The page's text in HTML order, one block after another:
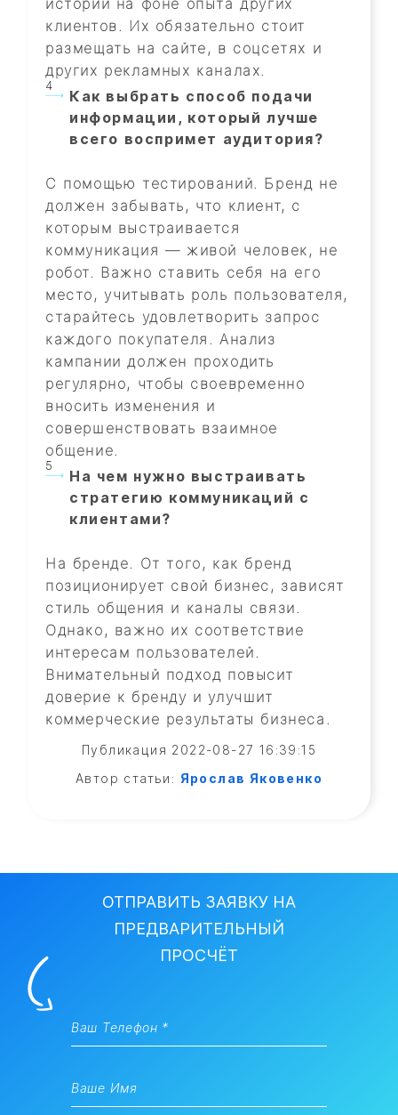
клиентов. Их обязательно стоит
размещать на сайте, в соцсетях и
других рекламных каналах.
Как выбрать способ подачи
информации, который лучше
всего воспримет аудитория?
С помощью тестирований. Бренд не
должен забывать, что клиент, с
которым выстраивается
коммуникация — живой человек, не
робот. Важно ставить себя на его
место, учитывать роль пользователя,
старайтесь удовлетворить запрос
каждого покупателя. Анализ
кампании должен проходить
регулярно, чтобы своевременно
вносить изменения и
совершенствовать взаимное
общение.
На чем нужно выстраивать
стратегию коммуникаций с
клиентами?
На бренде. От того, как бренд
позиционирует свой бизнес, зависят
стиль общения и каналы связи.
Однако, важно их соответствие
интересам пользователей.
Внимательный подход повысит
доверие к бренду и улучшит
коммерческие результаты бизнеса.
Публикация 2022-08-27 16:39:15
Автор статьи: Ярослав Яковенко
ОТПРАВИТЬ ЗАЯВКУ НА
ПРЕДВАРИТЕЛЬНЫЙ
ПРОСЧЁТ